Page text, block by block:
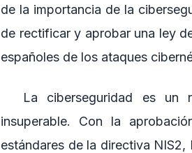
de la importancia de la
de rectificar y aprobar una ley
españoles de los ataques
La ciberseguridad es un
insuperable. Con la
estándares de la directiva